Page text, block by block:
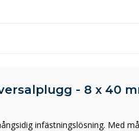
- 8 x 40
infästningslösning. Med